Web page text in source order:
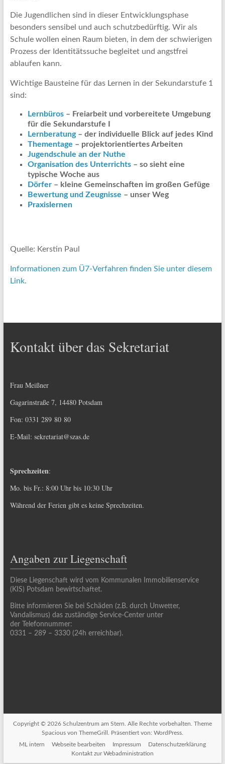
Die Jugendlichen sind in dieser Entwicklungsphase
besonders sensibel und auch schutzbedürftig. Wir als
Schule wollen einen Raum bieten, in dem der schwierigen
Prozess der Identitätssuche begleitet und angstfrei
ablaufen kann.
Wichtige Bausteine für das Lernen in der Sekundarstufe 1
sind:
Lernbüros– Freiarbeit und vorbereitete Umgebung
für die Sekundarstufe I
Lernberatung– der individuelle Blick auf jedes Kind
Thementage – projektorientiertes Arbeiten
Jugendschule an der Nuthe
Organisation des Unterrichts – so sieht eine
typische Woche aus
Dörfer – kleine Gemeinschaften im großen Gefüge
Bewertung und Zeugnisse – unser Weg
Praxislernen
Quelle: Kerstin Paul
Informationen zum Ü7-Verfahren finden Sie unter diesem
Link.
Kontakt über das Sekretariat
Frau Meißner
Gagarinstraße 7, 14480 Potsdam
Fon: 0331 289 80 80
E-Mail: sekretariat@szas.de
Sprechzeiten:
Mo. bis Fr.: 8:00 Uhr bis 10:30 Uhr
Während der Ferien gibt es keine Sprechzeiten.
Angaben zur Liegenschaft
Diese Liegenschaft wird vom Kommunalen Immobilienservice
(KIS) Potsdam bewirtschaftet.
Bitte informieren Sie bei Schäden (z.B. durch Unwetter,
Vandalismus) das zuständige Service-Center unter
der Telefonnummer:
0331 – 289 – 3330 (24h erreichbar).
Copyright © 2026 Schulzentrum am Stern . Alle Rechte vorbehalten. Theme
Spaciousvon ThemeGrill. Präsentiert von: WordPress.
ML intern
Webseite bearbeiten Impressum
Datenschutzerklärung
Kontakt zur Webadministration